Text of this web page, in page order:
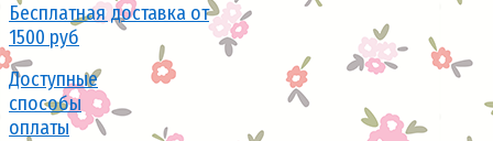
Бесплатная доставка от
1500 руб
Доступные
способы
оплаты